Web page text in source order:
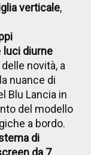
verticale,
luci diurne
novità, a
nuance di
Blu Lancia in
del modello
a bordo.
di
da 7